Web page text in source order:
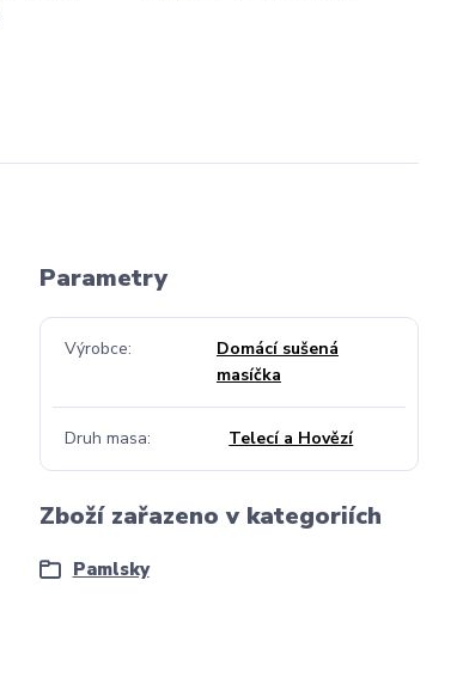
Parametry
Výrobce
Domácí sušená
masíčka
Druh masa Telecí a Hovězí
Zboží zařazeno v kategoriích
Pamlsky